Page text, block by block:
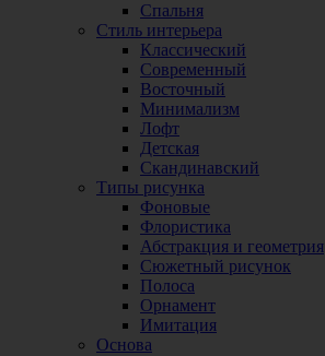
Спальня
Стиль интерьера
Классический
Современный
Восточный
Минимализм
Лофт
Детская
Скандинавский
Типы рисунка
Фоновые
Флористика
Абстракция и геометрия
Сюжетный рисунок
Полоса
Орнамент
Имитация
Основа